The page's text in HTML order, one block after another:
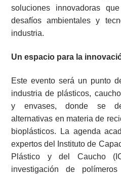
soluciones innovadoras
desafíos ambientales y
industria.
Un espacio para la
Este evento será un punto
industria de plásticos,
y envases, donde se
alternativas en materia de
bioplásticos. La agenda
expertos del Instituto de
Plástico y del Caucho
investigación de